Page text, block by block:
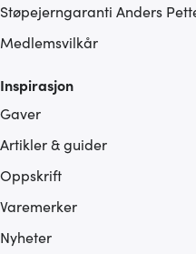
Støpejerngaranti Anders
Medlemsvilkår
Inspirasjon
Gaver
Artikler & guider
Oppskrift
Varemerker
Nyheter